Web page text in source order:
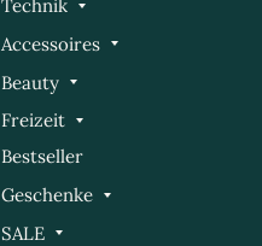
Technik
Accessoires
Beauty
Freizeit
Bestseller
Geschenke
SALE